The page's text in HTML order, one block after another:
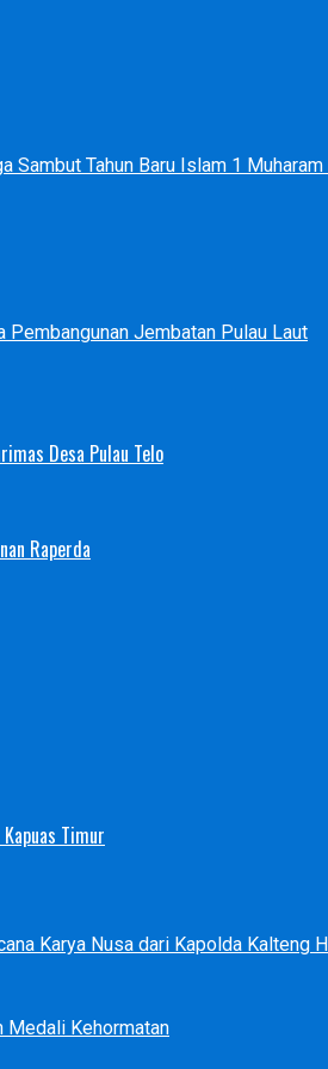
Sambut Tahun Baru Islam 1 Muharam
Jembatan Pulau Laut
Desa Pulau Telo
Raperda
Timur
Karya Nusa dari Kapolda Kalteng
Medali Kehormatan